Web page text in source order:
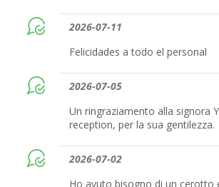
2026-07-11
Felicidades a todo el personal
2026-07-05
Un ringraziamento alla signora
reception, per la sua gentilezza.
2026-07-02
Ho avuto bisogno di un cerotto